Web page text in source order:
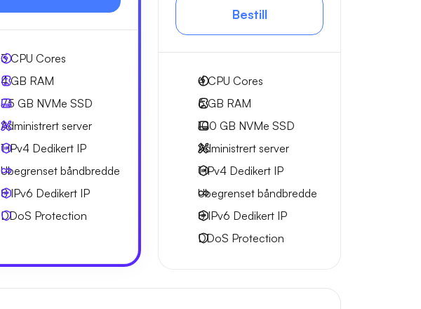
3CPU Cores
4 GB RAM
75 GB NVMe SSD
Administrert server
1 IPv4 Dedikert IP
Ubegrenset båndbredde
8 IPv6 Dedikert IP
DDoS Protection
Bestill
4CPU Cores
6 GB RAM
100 GB NVMe SSD
Administrert server
1 IPv4 Dedikert IP
Ubegrenset båndbredde
8 IPv6 Dedikert IP
DDoS Protection